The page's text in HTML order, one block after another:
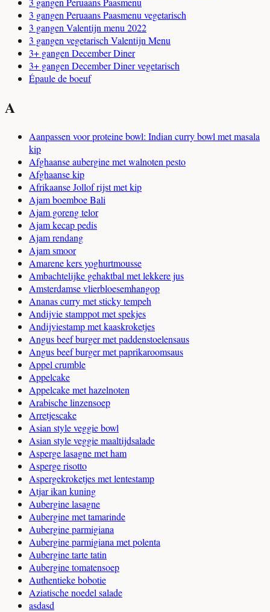
3 gangen Peruaans Paasmenu vegetarisch
3 gangen Valentijn menu 2022
3 gangen vegetarisch Valentijn Menu
3+ gangen December Diner
3+ gangen December Diner vegetarisch
Épaule de boeuf
A
Aanpassen voor proteine bowl: Indian curry bowl met masala
kip
Afghaanse aubergine met walnoten pesto
Afghaanse kip
Afrikaanse Jollof rijst met kip
Ajam boemboe Bali
Ajam goreng telor
Ajam kecap pedis
Ajam rendang
Ajam smoor
Amarene kers yoghurtmousse
Ambachtelijke gehaktbal met lekkere jus
Amsterdamse vlierbloesemhangop
Ananas curry met sticky tempeh
Andijvie stamppot met spekjes
Andijviestamp met kaaskroketjes
Angus beef burger met paddenstoelensaus
Angus beef burger met paprikaroomsaus
Appel crumble
Appelcake
Appelcake met hazelnoten
Arabische linzensoep
Arretjescake
Asian style veggie bowl
Asian style veggie maaltijdsalade
Asperge lasagne met ham
Asperge risotto
Aspergekroketjes met lentestamp
Atjar ikan kuning
Aubergine lasagne
Aubergine met tamarinde
Aubergine parmigiana
Aubergine parmigiana met polenta
Aubergine tarte tatin
Aubergine tomatensoep
Authentieke bobotie
Aziatische noedel salade
asdasd